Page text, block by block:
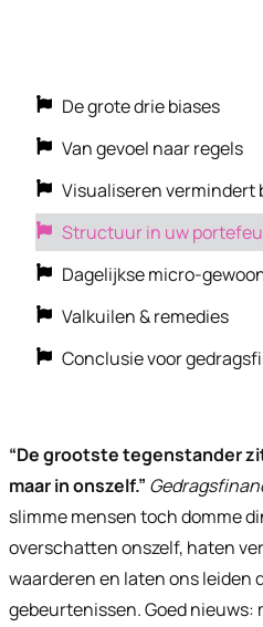
De grote drie biases
Van gevoel naar regels
Visualiseren vermindert
Structuur in uw
Dagelijkse micro-
Valkuilen & remedies
Conclusie voor
“De grootste tegenstander
maar in onszelf.”
slimme mensen toch domme
overschatten onszelf, haten
waarderen en laten ons leiden
gebeurtenissen. Goed nieuws: